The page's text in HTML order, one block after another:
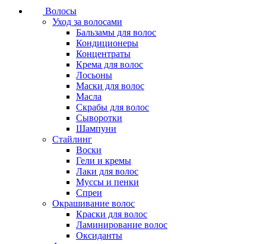
Волосы
Уход за волосами
Бальзамы для волос
Кондиционеры
Концентраты
Крема для волос
Лосьоны
Маски для волос
Масла
Скрабы для волос
Сыворотки
Шампуни
Стайлинг
Воски
Гели и кремы
Лаки для волос
Муссы и пенки
Спреи
Окрашивание волос
Краски для волос
Ламинирование волос
Оксиданты